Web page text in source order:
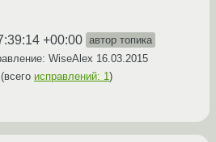
+00:00 автор топика
WiseAlex 16.03.2015
(всего исправлений: 1)